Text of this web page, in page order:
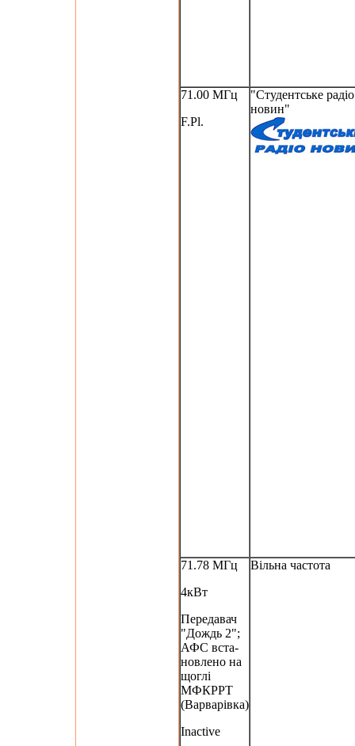
71.00 МГц
F.Pl.
"Студентське радіо
новин"
71.78 МГц
4кВт
Передавач
"Дождь 2";
АФС вста-
новлено на
щоглі
МФКРРТ
(Варварівка)
Inactive
Вільна частота